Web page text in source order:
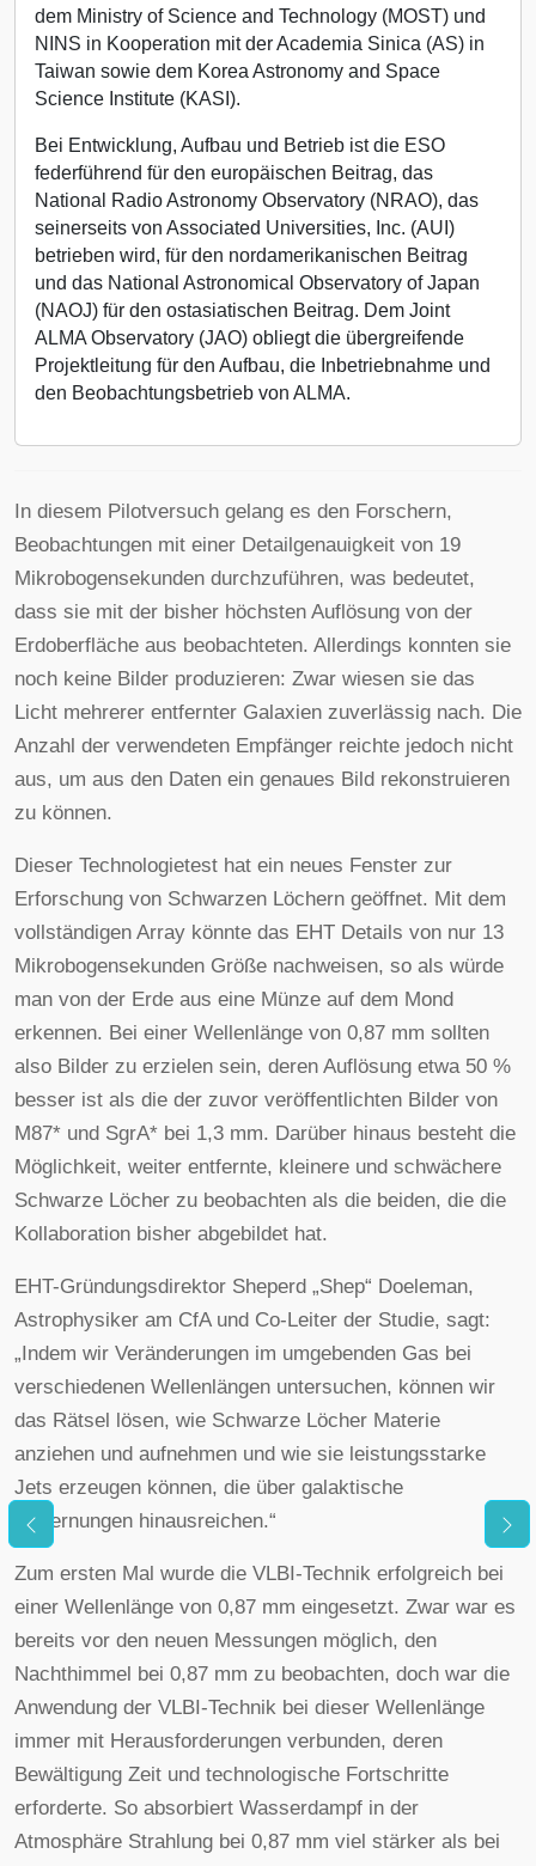
dem Ministry of Science and Technology (MOST) und
NINS in Kooperation mit der Academia Sinica (AS) in
Taiwan sowie dem Korea Astronomy and Space
Science Institute (KASI).
Bei Entwicklung, Aufbau und Betrieb ist die ESO
federführend für den europäischen Beitrag, das
National Radio Astronomy Observatory (NRAO), das
seinerseits von Associated Universities, Inc. (AUI)
betrieben wird, für den nordamerikanischen Beitrag
und das National Astronomical Observatory of Japan
(NAOJ) für den ostasiatischen Beitrag. Dem Joint
ALMA Observatory (JAO) obliegt die übergreifende
Projektleitung für den Aufbau, die Inbetriebnahme und
den Beobachtungsbetrieb von ALMA.
In diesem Pilotversuch gelang es den Forschern,
Beobachtungen mit einer Detailgenauigkeit von 19
Mikrobogensekunden durchzuführen, was bedeutet,
dass sie mit der bisher höchsten Auflösung von der
Erdoberfläche aus beobachteten. Allerdings konnten sie
noch keine Bilder produzieren: Zwar wiesen sie das
Licht mehrerer entfernter Galaxien zuverlässig nach. Die
Anzahl der verwendeten Empfänger reichte jedoch nicht
aus, um aus den Daten ein genaues Bild rekonstruieren
zu können.
Dieser Technologietest hat ein neues Fenster zur
Erforschung von Schwarzen Löchern geöffnet. Mit dem
vollständigen Array könnte das EHT Details von nur 13
Mikrobogensekunden Größe nachweisen, so als würde
man von der Erde aus eine Münze auf dem Mond
erkennen. Bei einer Wellenlänge von 0,87 mm sollten
also Bilder zu erzielen sein, deren Auflösung etwa 50 %
besser ist als die der zuvor veröffentlichten Bilder von
M87* und SgrA* bei 1,3 mm. Darüber hinaus besteht die
Möglichkeit, weiter entfernte, kleinere und schwächere
Schwarze Löcher zu beobachten als die beiden, die die
Kollaboration bisher abgebildet hat.
EHT-Gründungsdirektor Sheperd „Shep“ Doeleman,
Astrophysiker am CfA und Co-Leiter der Studie, sagt:
„Indem wir Veränderungen im umgebenden Gas bei
verschiedenen Wellenlängen untersuchen, können wir
das Rätsel lösen, wie Schwarze Löcher Materie
anziehen und aufnehmen und wie sie leistungsstarke
Jets erzeugen können, die über galaktische
Entfernungen hinausreichen.“
Zum ersten Mal wurde die VLBI-Technik erfolgreich bei
einer Wellenlänge von 0,87 mm eingesetzt. Zwar war es
bereits vor den neuen Messungen möglich, den
Nachthimmel bei 0,87 mm zu beobachten, doch war die
Anwendung der VLBI-Technik bei dieser Wellenlänge
immer mit Herausforderungen verbunden, deren
Bewältigung Zeit und technologische Fortschritte
erforderte. So absorbiert Wasserdampf in der
Atmosphäre Strahlung bei 0,87 mm viel stärker als bei